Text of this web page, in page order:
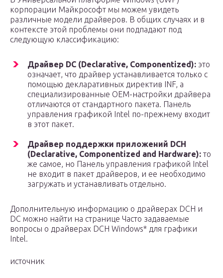
корпорации Майкрософт мы можем увидеть
различные модели драйверов. В общих случаях и в
контексте этой проблемы они подпадают под
следующую классификацию:
Драйвер DC (Declarative, Componentized): это
означает, что драйвер устанавливается только с
помощью декларативных директив INF, а
специализированные OEM-настройки драйвера
отличаются от стандартного пакета. Панель
управления графикой Intel по-прежнему входит
в этот пакет.
Драйвер поддержки приложений DCH
(Declarative, Componentized and Hardware): то
же самое, но Панель управления графикой Intel
не входит в пакет драйверов, и ее необходимо
загружать и устанавливать отдельно.
Дополнительную информацию о драйверах DCH и
DC можно найти на странице Часто задаваемые
вопросы о драйверах DCH Windows* для графики
Intel.
источник